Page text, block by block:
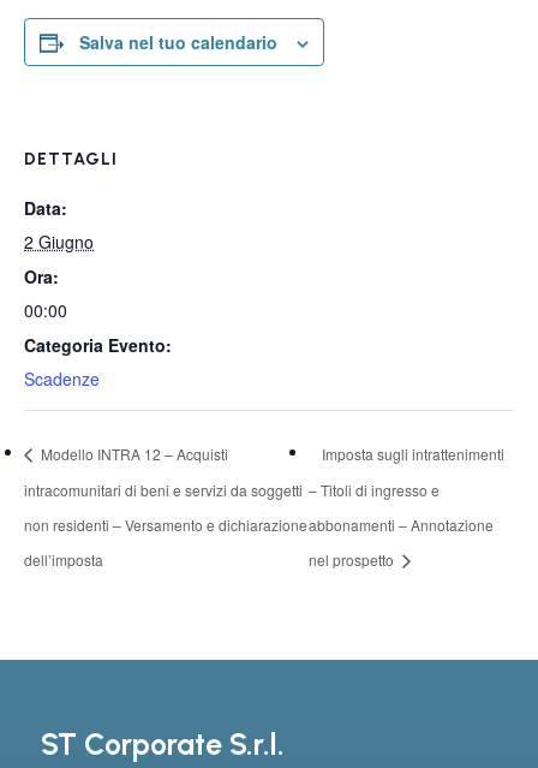
Salva nel tuo calendario
DETTAGLI
Data:
2 Giugno
Ora:
00:00
Categoria Evento:
Scadenze
Modello INTRA 12 – Acquisti
intracomunitari di beni e servizi da soggetti
non residenti – Versamento e dichiarazione
dell’imposta
Imposta sugli intrattenimenti
– Titoli di ingresso e
abbonamenti – Annotazione
nel prospetto
ST Corporate S.r.l.